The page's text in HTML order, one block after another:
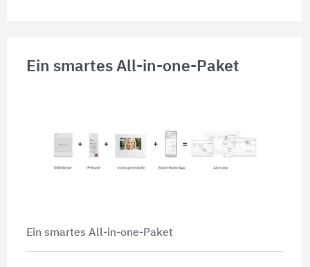
Ein smartes All-in-one-Paket
Ein smartes All-in-one-Paket